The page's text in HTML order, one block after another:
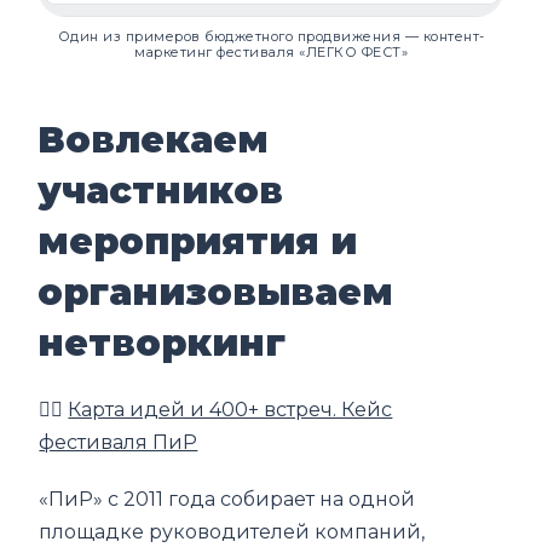
Один из примеров бюджетного продвижения — контент-
маркетинг фестиваля «ЛЕГКО ФЕСТ»
Вовлекаем
участников
мероприятия и
организовываем
нетворкинг
👉🏼 Карта идей и 400+ встреч. Кейс
фестиваля ПиР
«ПиР» с 2011 года собирает на одной
площадке руководителей компаний,